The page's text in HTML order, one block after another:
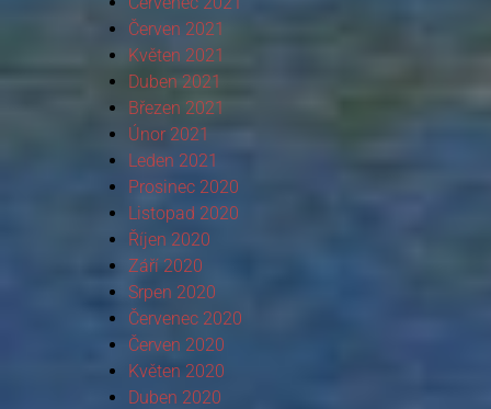
Červen 2021
Květen 2021
Duben 2021
Březen 2021
Únor 2021
Leden 2021
Prosinec 2020
Listopad 2020
Říjen 2020
Září 2020
Srpen 2020
Červenec 2020
Červen 2020
Květen 2020
Duben 2020